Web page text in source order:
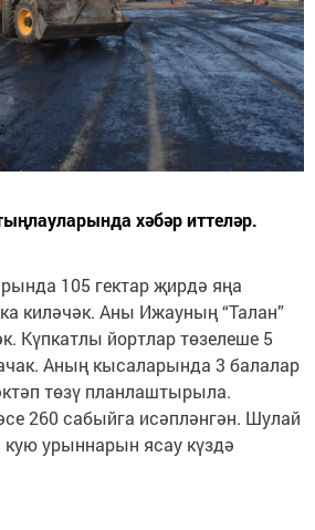
хәбәр иттеләр.
105 гектар җирдә яңа
киләчәк. Аны Ижауның “Талан”
Күпкатлы йортлар төзелеше 5
Аның кысаларында 3 балалар
төзү планлаштырыла.
260 сабыйга исәпләнгән. Шулай
урыннарын ясау күздә